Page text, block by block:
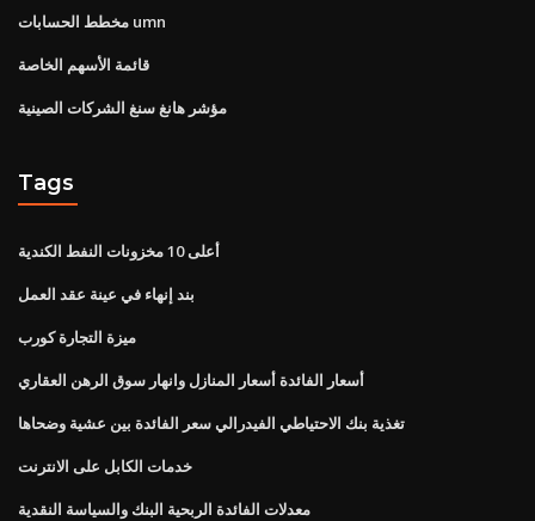
مخطط الحسابات umn
قائمة الأسهم الخاصة
مؤشر هانغ سنغ الشركات الصينية
Tags
أعلى 10 مخزونات النفط الكندية
بند إنهاء في عينة عقد العمل
ميزة التجارة كورب
أسعار الفائدة أسعار المنازل وانهار سوق الرهن العقاري
تغذية بنك الاحتياطي الفيدرالي سعر الفائدة بين عشية وضحاها
خدمات الكابل على الانترنت
معدلات الفائدة الربحية البنك والسياسة النقدية